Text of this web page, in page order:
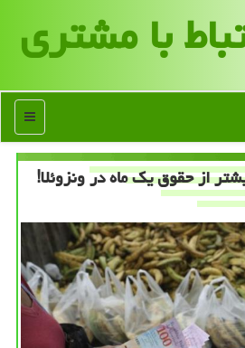
با مشتری
منو
از حقوق یك ماه در ونزوئلا!